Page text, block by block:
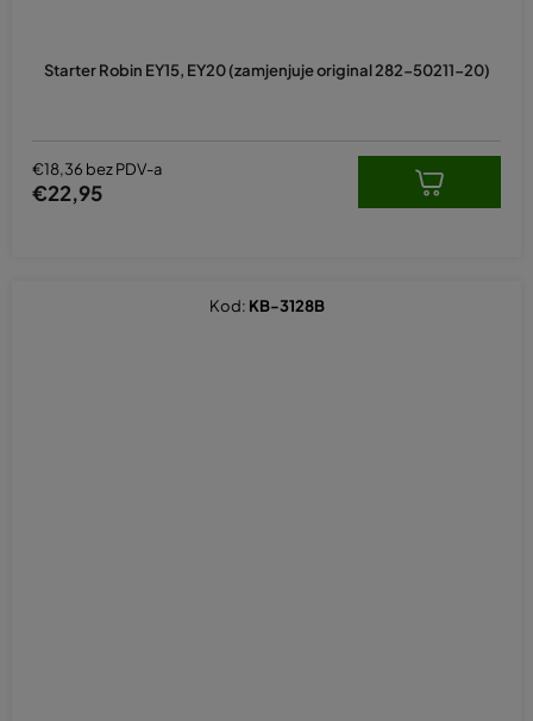
Starter Robin EY15, EY20 (zamjenjuje original 282-50211-20)
€18,36 bez PDV-a
€22,95
Kod: KB-3128B